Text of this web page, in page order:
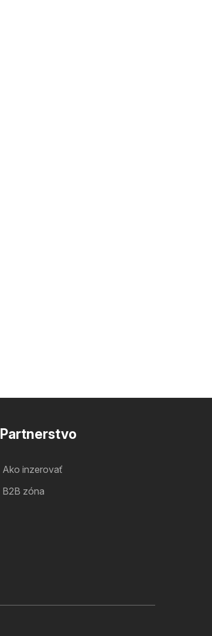
Partnerstvo
Ako inzerovať
B2B zóna